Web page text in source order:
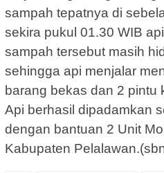
sampah tepatnya di
sekira pukul 01.30 WIB
sampah tersebut masih
sehingga api menjalar
barang bekas dan 2 pintu
Api berhasil dipadamkan
dengan bantuan 2 Unit
Kabupaten